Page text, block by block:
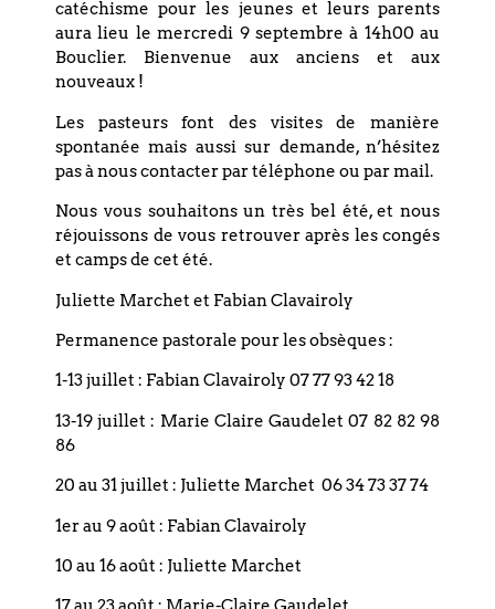
LIRE LA SUITE »
3 mai 2023
Culte du Vendredi Saint 7 avril 2023
avec la participation de Françoise
Kubler (Soprano)
cours du culte du Vendredi Saint l’église du
Bouclier, le 7 avril, à 10h30. Elle interprétera
3 avril 2023
catéchisme pour les jeunes et leurs parents
aura lieu le mercredi 9 septembre à 14h00 au
Bouclier. Bienvenue aux anciens et aux
nouveaux !
Les pasteurs font des visites de manière
spontanée mais aussi sur demande, n’hésitez
pas à nous contacter par téléphone ou par mail.
Nous vous souhaitons un très bel été, et nous
réjouissons de vous retrouver après les congés
et camps de cet été.
Juliette Marchet et Fabian Clavairoly
Permanence pastorale pour les obsèques :
1-13 juillet : Fabian Clavairoly 07 77 93 42 18
13-19 juillet : Marie Claire Gaudelet 07 82 82 98
86
20 au 31 juillet : Juliette Marchet 06 34 73 37 74
1er au 9 août : Fabian Clavairoly
10 au 16 août : Juliette Marchet